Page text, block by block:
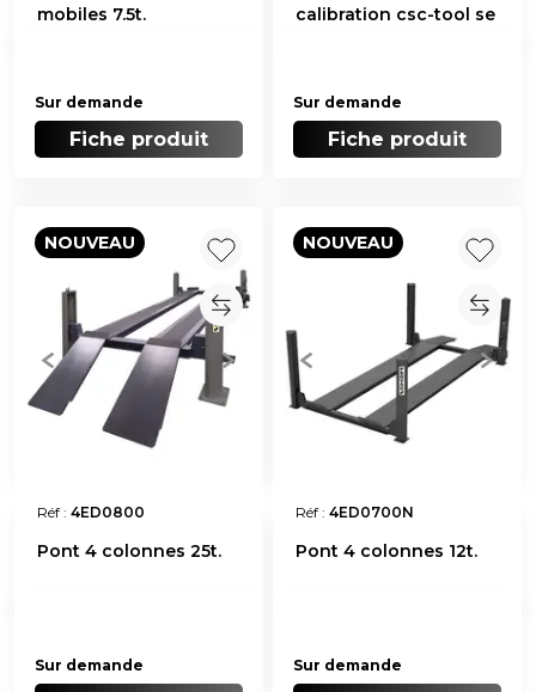
mobiles 7.5t.
Sur demande
Fiche produit
calibration csc-tool se
Sur demande
Fiche produit
NOUVEAU
Réf : 4ED0800
Pont 4 colonnes 25t.
Sur demande
NOUVEAU
Réf : 4ED0700N
Pont 4 colonnes 12t.
Sur demande